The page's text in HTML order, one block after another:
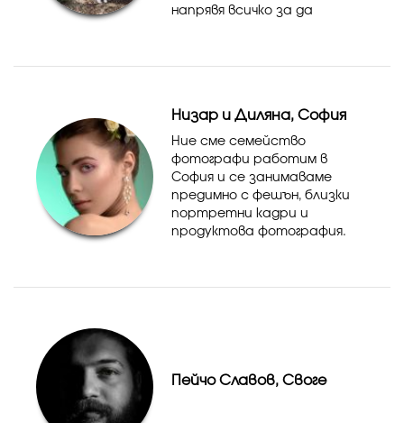
напрявя всичко за да
на лично в Инстаграм ако
Низар и Диляна, София
Ние сме семейство
фотографи работим в
София и се занимаваме
предимно с фешън, близки
портретни кадри и
продуктова фотография.
чужбина на плакати и
Пейчо Славов, Своге